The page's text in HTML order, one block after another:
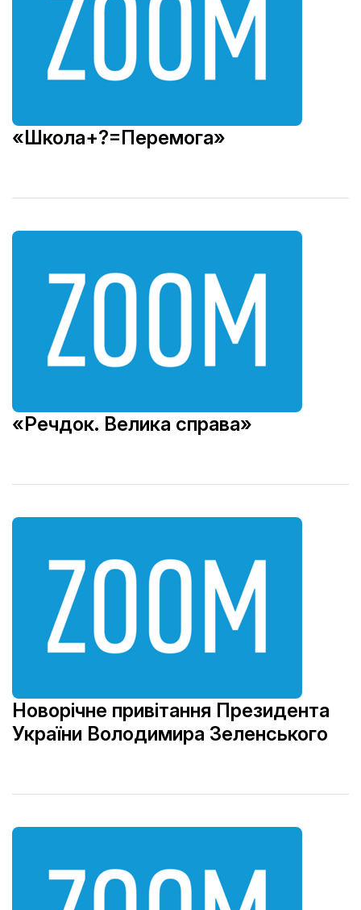
«Школа+?=Перемога»
«Речдок. Велика справа»
Новорічне привітання Президента
України Володимира Зеленського